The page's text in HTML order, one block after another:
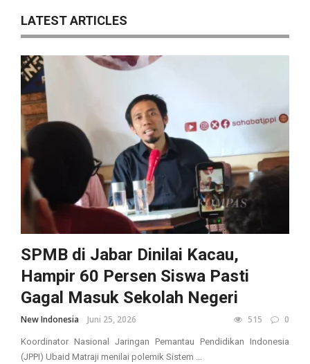
LATEST ARTICLES
SPMB di Jabar Dinilai Kacau,
Hampir 60 Persen Siswa Pasti
Gagal Masuk Sekolah Negeri
New Indonesia Juni 25, 2026 515 0
Koordinator Nasional Jaringan Pemantau Pendidikan Indonesia
(JPPI) Ubaid Matraji menilai polemik Sistem ...